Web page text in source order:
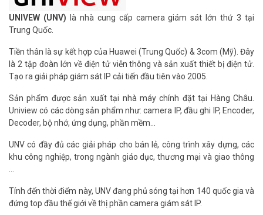
UNIVEW (UNV) là nhà cung cấp camera giám sát lớn thứ 3 tại
Trung Quốc.
Tiền thân là sự kết hợp của Huawei (Trung Quốc) & 3com (Mỹ). Đây
là 2 tập đoàn lớn về điện tử viễn thông và sản xuất thiết bị điện tử.
Tạo ra giải pháp giám sát IP cải tiến đầu tiên vào 2005.
Sản phẩm được sản xuất tại nhà máy chính đặt tại Hàng Châu.
Uniview có các dòng sản phẩm như: camera IP, đầu ghi IP, Encoder,
Decoder, bộ nhớ, ứng dụng, phần mềm...
UNV có đầy đủ các giải pháp cho bán lẻ, công trình xây dựng, các
khu công nghiệp, trong ngành giáo dục, thương mại và giao thông
Tính đến thời điểm này, UNV đang phủ sóng tại hơn 140 quốc gia và
đứng top đầu thế giới về thị phần camera giám sát IP.